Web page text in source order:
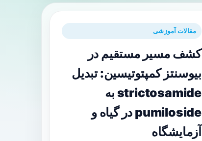
مقالات آموزشی
کشف مسیر مستقیم در
بیوسنتز کمپتوتیسین: تبدیل
strictosamide به
pumiloside در گیاه و
آزمایشگاه